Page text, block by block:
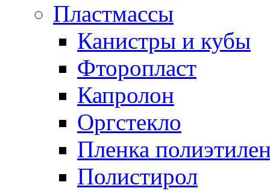
Пластмассы
Канистры и кубы
Фторопласт
Капролон
Оргстекло
Пленка
Полистирол